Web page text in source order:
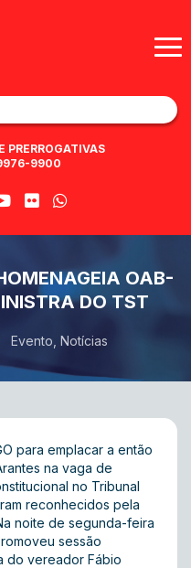
PRERROGATIVAS
9900
OAB-
DO TST
Evento Notícias
para emplacar a então
na vaga de
no Tribunal
reconhecidos pela
noite de segunda-feira
sessão
do vereador Fábio